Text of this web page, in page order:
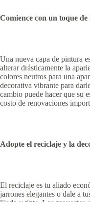
Comience con un toque de
Una nueva capa de pintura
alterar drásticamente la
colores neutros para una
decorativa vibrante para
cambio puede hacer que su
costo de renovaciones
Adopte el reciclaje y la
El reciclaje es tu aliado
jarrones elegantes o dale a